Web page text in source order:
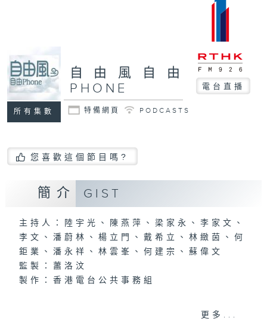
所有集數
自由風自由
PHONE
電台直播
特備網頁 PODCASTS
您喜歡這個節目嗎?
簡介 GIST
主持人：陸宇光、陳燕萍、梁家永、李家文、
李文、潘蔚林、楊立門、戴希立、林緻茵、何
鉅業、潘永祥、林雲峯、何建宗、蘇偉文
監製：蕭洛汶
製作：香港電台公共事務組
更多...